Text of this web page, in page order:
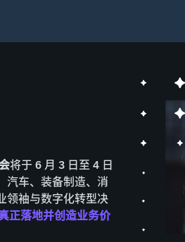
将于 6 月 3 日至 4 日
汽车、装备制造、消
领袖与数字化转型决
正落地并创造业务价